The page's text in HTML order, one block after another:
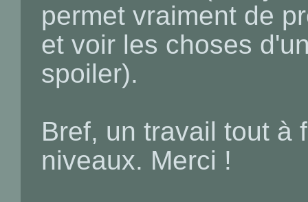
permet vraiment de
et voir les choses
spoiler).
Bref, un travail tout à
niveaux. Merci !